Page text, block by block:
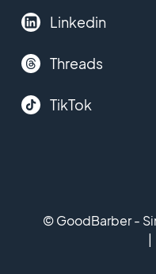
Linkedin
Threads
TikTok
© GoodBarber -